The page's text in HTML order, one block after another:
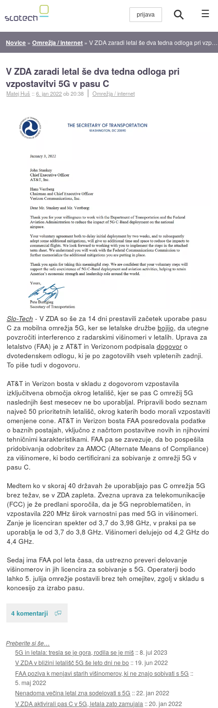
☰
Novice »Omrežja / internet »V ZDA zaradi letal še dva tedna odloga pri vzpostavitvi 5G v pasu C
V ZDA zaradi letal še dva tedna odloga pri
vzpostavitvi 5G v pasu C
Matej Huš ::6. jan 2022ob 20:38 Omrežja / internet
Slo-Tech - V ZDA so še za 14 dni prestavili začetek uporabe pasu
C za mobilna omrežja 5G, ker se letalske družbe bojijo, da utegne
povzročiti interferenco z radarskimi višinomeri v letalih. Uprava za
letalstvo (FAA) je z AT&T in Verizonom podpisala dogovoro
dvotedenskem odlogu, ki je po zagotovilih vseh vpletenih zadnji.
To piše tudi v dogovoru.
AT&T in Verizon bosta v skladu z dogovorom vzpostavila
izključitvena območja okrog letališč, kjer se pas C omrežij 5G
naslednjih šest mesecev ne bo uporabljal. Pripravili bodo seznam
največ 50 prioritetnih letališč, okrog katerih bodo morali vzpostaviti
omenjene cone. AT&T in Verizon bosta FAA posredovala podatke
o baznih postajah, vključno z načrtom postavitve novih in njihovimi
tehničnimi karakteristikami. FAA pa se zavezuje, da bo pospešila
pridobivanja odobritev za AMOC (Alternate Means of Compliance)
za višinomere, ki bodo certificirani za sobivanje z omrežji 5G v
pasu C.
Medtem ko v skoraj 40 državah že uporabljajo pas C omrežja 5G
brez težav, se v ZDA zapleta. Zvezna uprava za telekomunikacije
(FCC) je že predlani sporočila, da je 5G neproblematičen, in
vzpostavila 220 MHz širok varnostni pas med 5G in višinomeri.
Zanje je licenciran spekter od 3,7 do 3,98 GHz, v praksi pa se
uporablja le od 3,7 do 3,8 GHz. Višinomeri delujejo od 4,2 GHz do
4,4 GHz.
Sedaj ima FAA pol leta časa, da ustrezno preveri delovanje
višinomerov in jih licencira za sobivanje s 5G. Operaterji bodo
lahko 5. julija omrežje postavili brez teh omejitev, zgolj v skladu s
koncesijo za izrabo pasu.
4 komentarji
Preberite si še…
5G in letala: tresla se je gora, rodila se je miš ::8. jul 2023
V ZDA v bližini letališč 5G še leto dni ne bo :: 19. jun 2022
FAA poziva k menjavi starih višinomerov, ki ne znajo sobivati s 5G ::
5. maj 2022
Nenadoma večina letal zna sodelovati s 5G ::22. jan 2022
V ZDA aktivirali pas C v 5G, letala zato zamujala ::20. jan 2022